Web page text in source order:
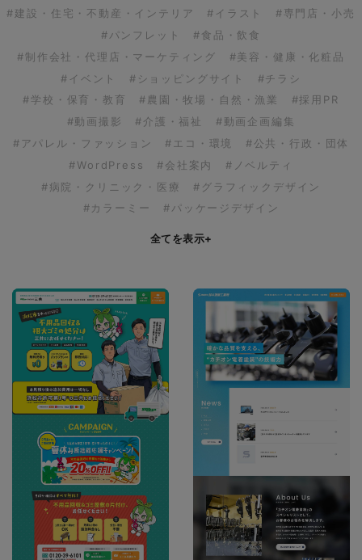
#建設・住宅・不動産・インテリア
#イラスト
#専門店・小売
#パンフレット
#食品・飲食
#制作会社・代理店・マーケティング
#美容・健康・化粧品
#イベント
#ショッピングサイト
#チラシ
#学校・保育・教育
#農園・牧場・自然・漁業
#採用PR
#動画撮影
#介護・福祉
#動画企画編集
#アパレル・ファッション
#エコ・環境
#公共・行政・団体
#WordPress
#会社案内
#ノベルティ
#病院・クリニック・医療
#グラフィックデザイン
#カラーミー
#パッケージデザイン
全てを表示+